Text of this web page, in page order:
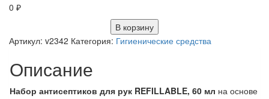
0 ₽
В корзину
Артикул: v2342 Категория: Гигиенические средства
Описание
Набор антисептиков для рук REFILLABLE, 60 мл на основе